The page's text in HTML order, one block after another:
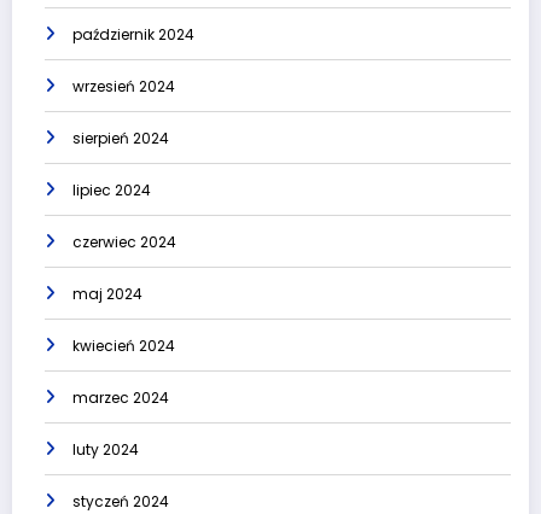
październik 2024
wrzesień 2024
sierpień 2024
lipiec 2024
czerwiec 2024
maj 2024
kwiecień 2024
marzec 2024
luty 2024
styczeń 2024